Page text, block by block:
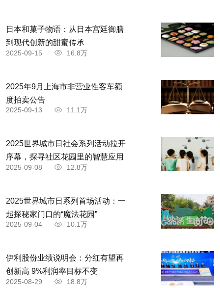
意也完全一样。当地老百姓说不惯“卢舍那”这个词
眼，干脆就把它叫作“武则天像”。如今，龙门街上
日本和菓子物语：从日本宫廷御膳
到现代创新的甜蜜传承
2025-09-15 16.8万
2025年9月上海市非营业性客车额
度拍卖公告
2025-09-13 11.1万
2025世界城市日社会系列活动拉开
序幕，探寻社区花园里的智慧应用
2025-09-08 12.8万
2025世界城市日系列首场活动：一
起探秘家门口的“魔法花园”
2025-09-04 10.1万
伊利股份业绩说明会：分红有望再
创新高 9%利润率目标不变
2025-08-29 18.8万